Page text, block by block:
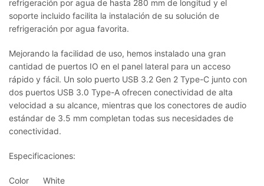
refrigeración por agua de hasta 280 mm de longitud y el
soporte incluido facilita la instalación de su solución de
refrigeración por agua favorita.
Mejorando la facilidad de uso, hemos instalado una gran
cantidad de puertos IO en el panel lateral para un acceso
rápido y fácil. Un solo puerto USB 3.2 Gen 2 Type-C junto con
dos puertos USB 3.0 Type-A ofrecen conectividad de alta
velocidad a su alcance, mientras que los conectores de audio
estándar de 3.5 mm completan todas sus necesidades de
conectividad.
Especificaciones:
Color White